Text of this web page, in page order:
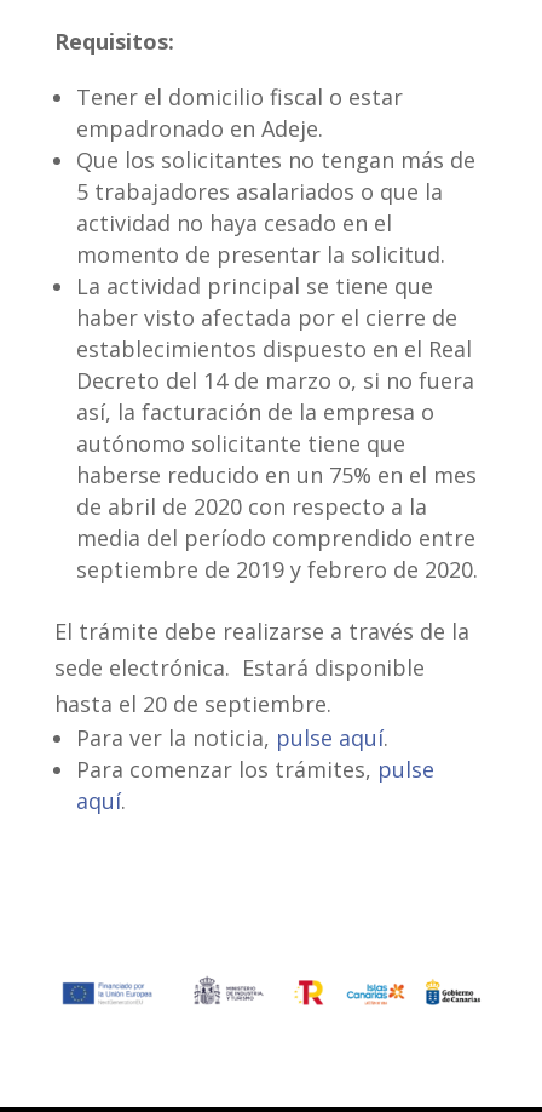
Requisitos:
Tener el domicilio fiscal o estar
empadronado en Adeje.
Que los solicitantes no tengan más de
5 trabajadores asalariados o que la
actividad no haya cesado en el
momento de presentar la solicitud.
La actividad principal se tiene que
haber visto afectada por el cierre de
establecimientos dispuesto en el Real
Decreto del 14 de marzo o, si no fuera
así, la facturación de la empresa o
autónomo solicitante tiene que
haberse reducido en un 75% en el mes
de abril de 2020 con respecto a la
media del período comprendido entre
septiembre de 2019 y febrero de 2020.
El trámite debe realizarse a través de la
sede electrónica. Estará disponible
hasta el 20 de septiembre.
Para ver la noticia, pulse aquí.
Para comenzar los trámites, pulse
aquí.